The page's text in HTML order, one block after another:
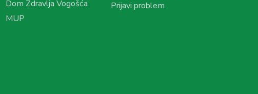
Dom Zdravlja Vogošća
MUP
Prijavi problem